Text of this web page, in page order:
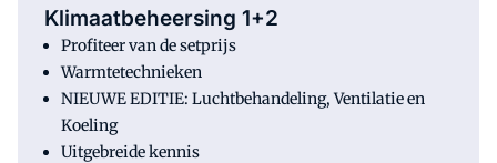
Klimaatbeheersing 1+2
Profiteer van de setprijs
Warmtetechnieken
NIEUWE EDITIE: Luchtbehandeling, Ventilatie en
Koeling
Uitgebreide kennis